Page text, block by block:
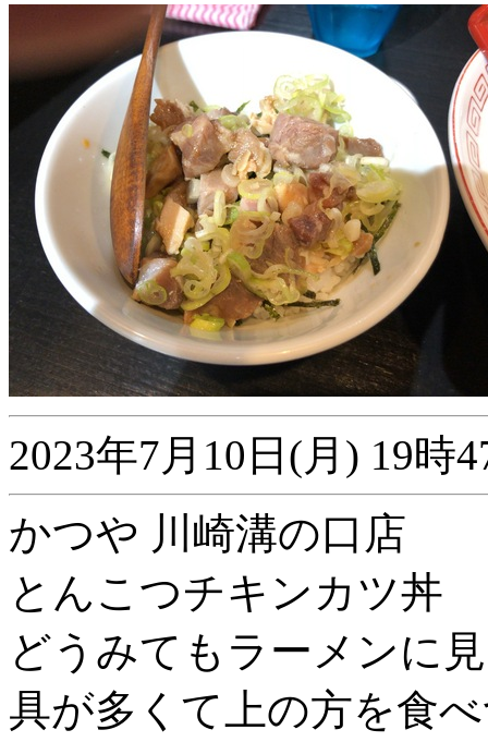
2023年7月10日(月) 19時
かつや 川崎溝の口店
とんこつチキンカツ丼
どうみてもラーメンに
具が多くて上の方を食